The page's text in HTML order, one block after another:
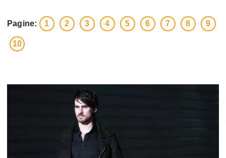
Pagine: 1 2 3 4 5 6 7 8 9
10